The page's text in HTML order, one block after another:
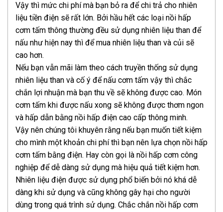
Vậy thì mức chi phí mà bạn bỏ ra để chi trả cho nhiên
liệu tiền điện sẽ rất lớn. Bởi hầu hết các loại nồi hấp
cơm tấm thông thường đều sử dụng nhiên liệu than để
nấu như hiện nay thì để mua nhiên liệu than và củi sẽ
cao hơn.
Nếu bạn vẫn mãi làm theo cách truyền thống sử dụng
nhiên liệu than và cố ý để nấu cơm tấm vậy thì chắc
chắn lợi nhuận mà bạn thu về sẽ không được cao. Món
cơm tấm khi được nấu xong sẽ không được thơm ngon
và hấp dẫn bằng nồi hấp điện cao cấp thông minh.
Vậy nên chúng tôi khuyên rằng nếu bạn muốn tiết kiệm
cho mình một khoản chi phí thì bạn nên lựa chọn nồi hấp
cơm tấm bằng điện. Hay còn gọi là nồi hấp cơm công
nghiệp để dễ dàng sử dụng mà hiệu quả tiết kiệm hơn.
Nhiên liệu điện được sử dụng phổ biến bởi nó khá dễ
dàng khi sử dụng và cũng không gây hại cho người
dùng trong quá trình sử dụng. Chắc chắn nồi hấp cơm